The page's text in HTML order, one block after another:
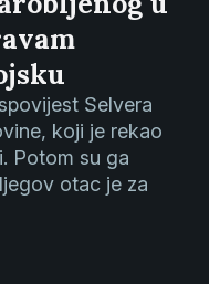
Selvera
koji je rekao
Potom su ga
otac je za